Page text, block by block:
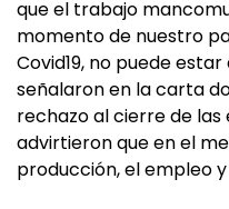
que el trabajo
momento de nuestro
Covid19, no puede
señalaron en la carta
rechazo al cierre de
advirtieron que en el
producción, el empleo